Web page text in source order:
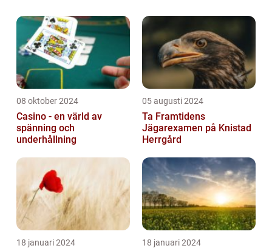
för att skapa en livlig och blommig atmos...
08 oktober 2024
Casino - en värld av
spänning och
underhållning
05 augusti 2024
Ta Framtidens
Jägarexamen på Knistad
Herrgård
18 januari 2024 18 januari 2024